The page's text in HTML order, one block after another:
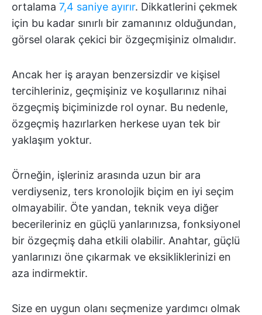
ortalama 7,4 saniye ayırır. Dikkatlerini çekmek
için bu kadar sınırlı bir zamanınız olduğundan,
görsel olarak çekici bir özgeçmişiniz olmalıdır.
Ancak her iş arayan benzersizdir ve kişisel
tercihleriniz, geçmişiniz ve koşullarınız nihai
özgeçmiş biçiminizde rol oynar. Bu nedenle,
özgeçmiş hazırlarken herkese uyan tek bir
yaklaşım yoktur.
Örneğin, işleriniz arasında uzun bir ara
verdiyseniz, ters kronolojik biçim en iyi seçim
olmayabilir. Öte yandan, teknik veya diğer
becerileriniz en güçlü yanlarınızsa, fonksiyonel
bir özgeçmiş daha etkili olabilir. Anahtar, güçlü
yanlarınızı öne çıkarmak ve eksikliklerinizi en
aza indirmektir.
Size en uygun olanı seçmenize yardımcı olmak